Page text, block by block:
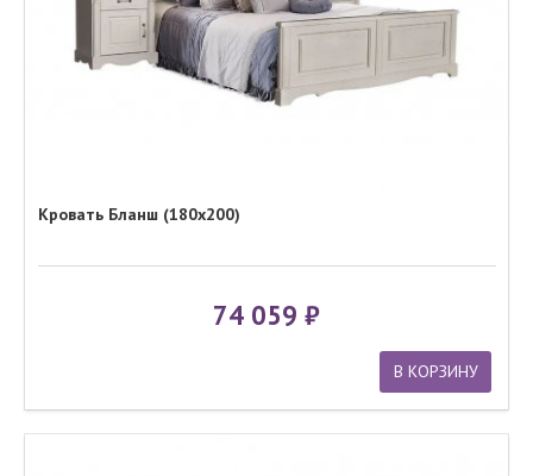
Кровать Бланш (180x200)
74 059
В КОРЗИНУ